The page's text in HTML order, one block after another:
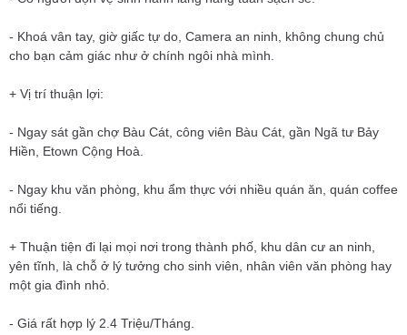
- Khoá vân tay, giờ giấc tự do, Camera an ninh, không chung chủ
cho bạn cảm giác như ở chính ngôi nhà mình.
+ Vị trí thuận lợi:
- Ngay sát gần chợ Bàu Cát, công viên Bàu Cát, gần Ngã tư Bảy
Hiền, Etown Cộng Hoà.
- Ngay khu văn phòng, khu ẩm thực với nhiều quán ăn, quán coffee
nổi tiếng.
+ Thuận tiện đi lại mọi nơi trong thành phố, khu dân cư an ninh,
yên tĩnh, là chỗ ở lý tưởng cho sinh viên, nhân viên văn phòng hay
một gia đình nhỏ.
- Giá rất hợp lý 2.4 Triệu/Tháng.